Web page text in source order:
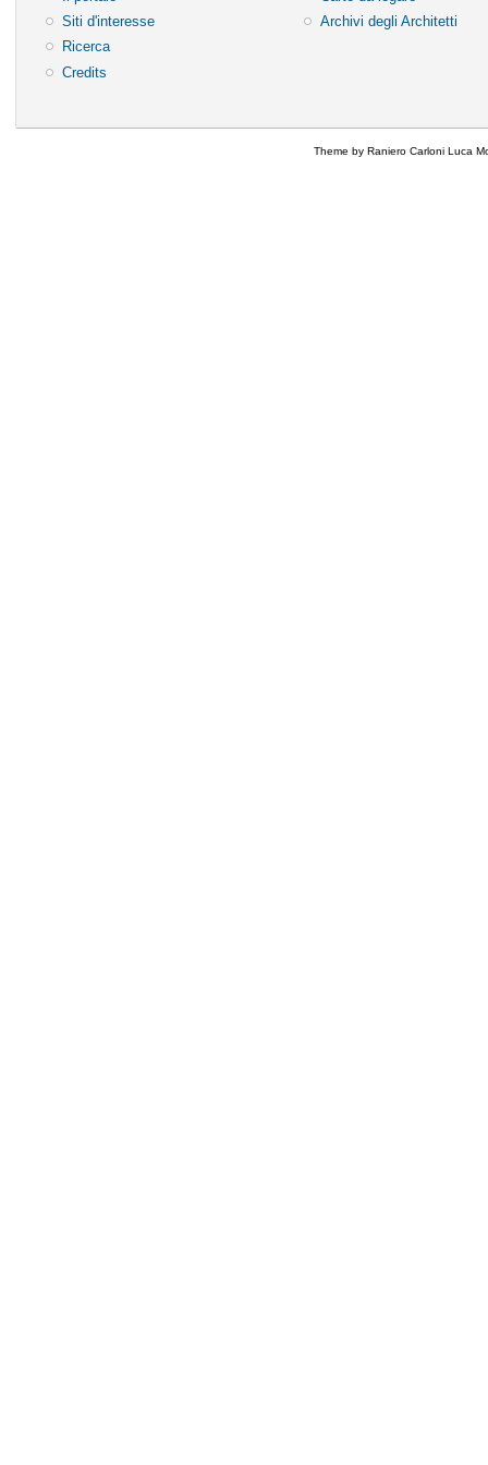
Siti d'interesse
Ricerca
Credits
Archivi degli Architetti
Theme by Raniero Carloni Luca